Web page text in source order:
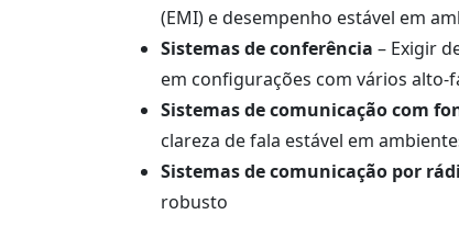
(EMI) e desempenho estável em
Sistemas de conferência – Exigir
em configurações com vários alto-
Sistemas de comunicação com
clareza de fala estável em
Sistemas de comunicação por
robusto